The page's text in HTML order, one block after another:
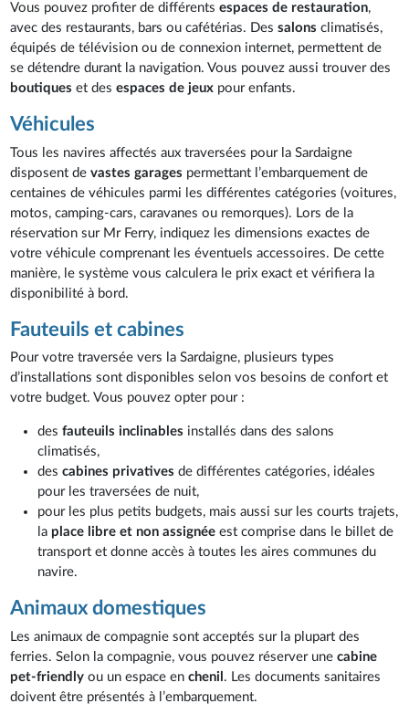
Vous pouvez profiter de différents espaces de restauration,
avec des restaurants, bars ou cafétérias. Dessalonsclimatisés,
équipés de télévision ou de connexion internet, permettent de
se détendre durant la navigation. Vous pouvez aussi trouver des
boutiques et desespaces de jeux pour enfants.
Véhicules
Tous les navires affectés aux traversées pour la Sardaigne
disposent devastes garages permettant l’embarquement de
centaines de véhicules parmi les différentes catégories (voitures,
motos, camping-cars, caravanes ou remorques). Lors de la
réservation sur Mr Ferry, indiquez les dimensions exactes de
votre véhicule comprenant les éventuels accessoires. De cette
manière, le système vous calculera le prix exact et vérifiera la
disponibilité à bord.
Fauteuils et cabines
Pour votre traversée vers la Sardaigne, plusieurs types
d’installations sont disponibles selon vos besoins de confort et
votre budget. Vous pouvez opter pour :
desfauteuils inclinables installés dans des salons
climatisés,
descabines privativesde différentes catégories, idéales
pour les traversées de nuit,
pour les plus petits budgets, mais aussi sur les courts trajets,
la place libre et non assignée est comprise dans le billet de
transport et donne accès à toutes les aires communes du
navire.
Animaux domestiques
Les animaux de compagnie sont acceptés sur la plupart des
ferries. Selon la compagnie, vous pouvez réserver unecabine
pet-friendly ou un espace enchenil . Les documents sanitaires
doivent être présentés à l’embarquement.